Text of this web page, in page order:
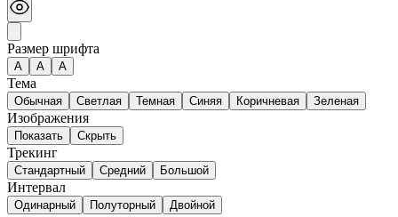
Размер шрифта
А A A
Тема
Обычная Светлая Темная Синяя Коричневая Зеленая
Изображения
Показать Скрыть
Трекинг
Стандартный Средний Большой
Интервал
Одинарный Полуторный Двойной